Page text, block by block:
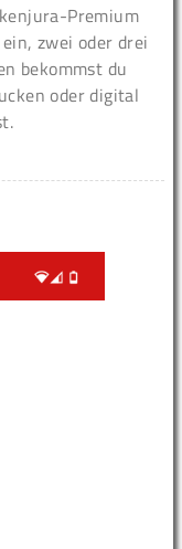
Premium
zwei oder drei
bekommst du
oder digital